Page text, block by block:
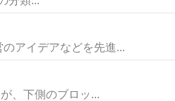
アイデアなどを先進...
、下側のブロッ...